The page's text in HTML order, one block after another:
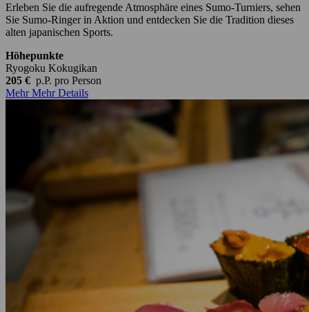
Erleben Sie die aufregende Atmosphäre eines Sumo-Turniers, sehen
Sie Sumo-Ringer in Aktion und entdecken Sie die Tradition dieses
alten japanischen Sports.
Höhepunkte
Ryogoku Kokugikan
205 € p.P. pro Person
Mehr Mehr Details